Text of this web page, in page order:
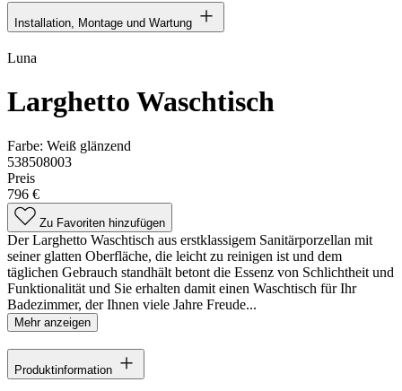
Installation, Montage und Wartung
Luna
Larghetto Waschtisch
Farbe: Weiß glänzend
538508003
Preis
796 €
Zu Favoriten hinzufügen
Der Larghetto Waschtisch aus erstklassigem Sanitärporzellan mit
seiner glatten Oberfläche, die leicht zu reinigen ist und dem
täglichen Gebrauch standhält betont die Essenz von Schlichtheit und
Funktionalität und Sie erhalten damit einen Waschtisch für Ihr
Badezimmer, der Ihnen viele Jahre Freude...
Mehr anzeigen
Produktinformation